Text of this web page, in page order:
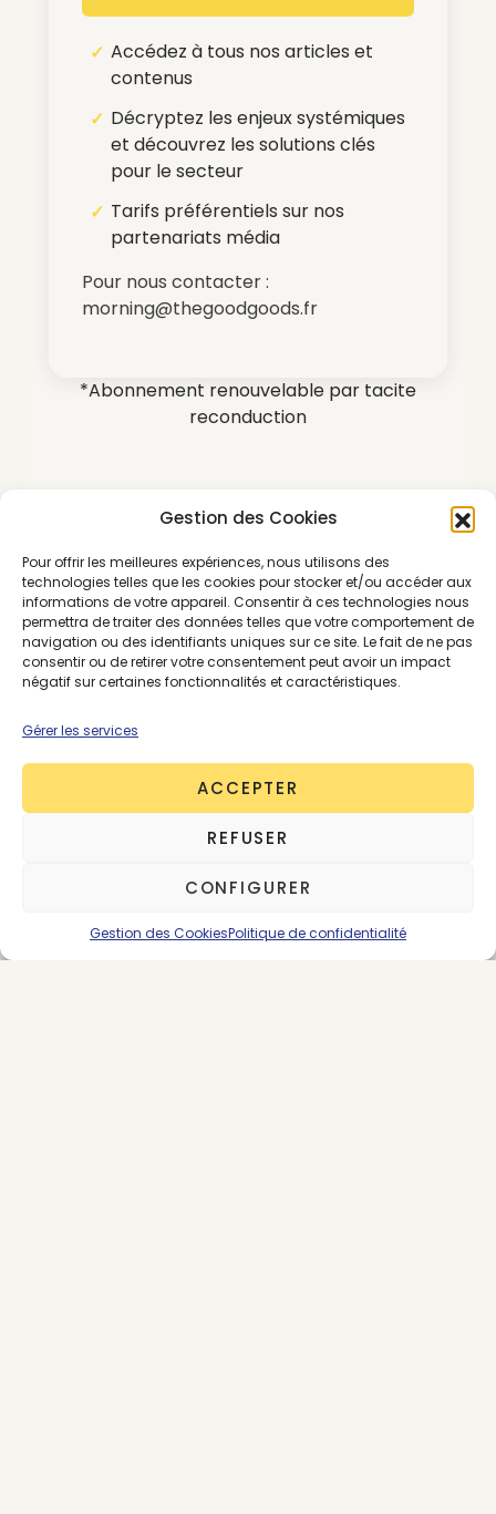
Gestion des Cookies
Pour offrir les meilleures expériences, nous utilisons des
technologies telles que les cookies pour stocker et/ou accéder aux
informations de votre appareil. Consentir à ces technologies nous
permettra de traiter des données telles que votre comportement de
navigation ou des identifiants uniques sur ce site. Le fait de ne pas
consentir ou de retirer votre consentement peut avoir un impact
négatif sur certaines fonctionnalités et caractéristiques.
Gérer les services
ACCEPTER
REFUSER
CONFIGURER
Gestion des CookiesPolitique de confidentialité
Accédez à tous nos articles et
contenus
Décryptez les enjeux systémiques
et découvrez les solutions clés
pour le secteur
Tarifs préférentiels sur nos
partenariats média
Pour nous contacter :
morning@thegoodgoods.fr
*Abonnement renouvelable par tacite
reconduction
SE CONNECTER ABONNEMENTS
FINANCE LEVÉE DE FONDS PREMIUM RETAIL